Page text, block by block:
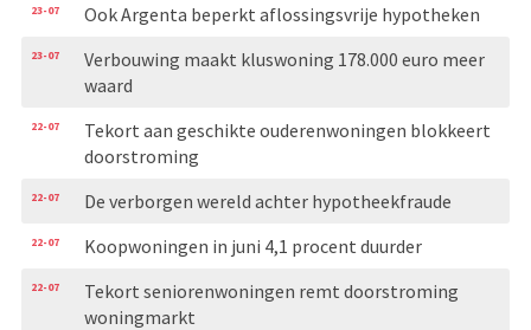
23-07 Ook Argenta beperkt aflossingsvrije hypotheken
23-07
Verbouwing maakt kluswoning 178.000 euro meer
waard
22-07
Tekort aan geschikte ouderenwoningen blokkeert
doorstroming
22-07 De verborgen wereld achter hypotheekfraude
22-07 Koopwoningen in juni 4,1 procent duurder
22-07
Tekort seniorenwoningen remt doorstroming
woningmarkt